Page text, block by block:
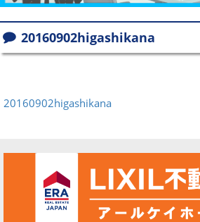
20160902higashikana
20160902higashikana